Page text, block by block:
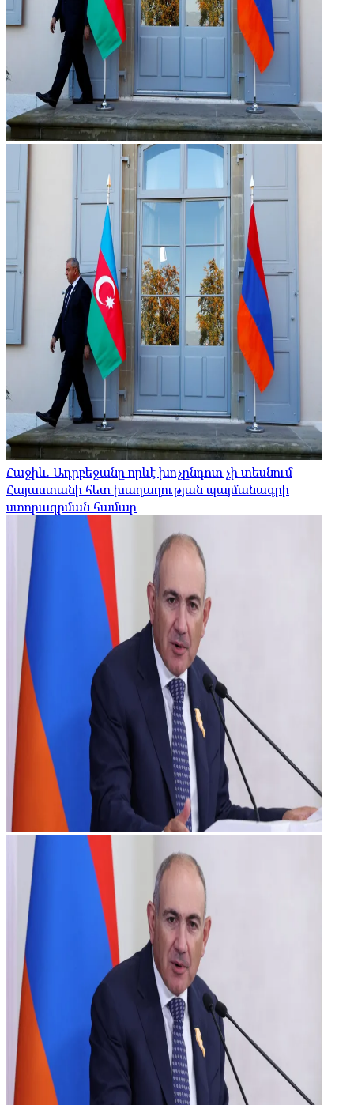
Հաջիև. Ադրբեջանը որևէ խոչընդոտ չի տեսնում
Հայաստանի հետ խաղաղության պայմանագրի
ստորագրման համար